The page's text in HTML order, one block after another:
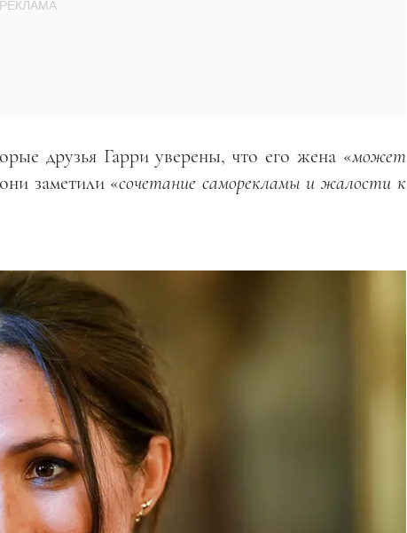
друзья Гарри уверены, что его жена «может
заметили «сочетание саморекламы и жалости к